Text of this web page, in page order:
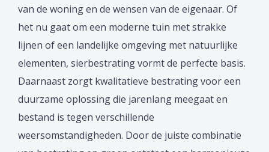
van de woning en de wensen van de eigenaar. Of
het nu gaat om een moderne tuin met strakke
lijnen of een landelijke omgeving met natuurlijke
elementen, sierbestrating vormt de perfecte basis.
Daarnaast zorgt kwalitatieve bestrating voor een
duurzame oplossing die jarenlang meegaat en
bestand is tegen verschillende
weersomstandigheden. Door de juiste combinatie